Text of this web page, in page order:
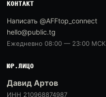
КОНТАКТ
Написать @AFFtop_connect
hello@public.tg
Ежедневно 08:00 — 23:00 МСК
ЮР.ЛИЦО
Давид Артов
ИНН 210968874987